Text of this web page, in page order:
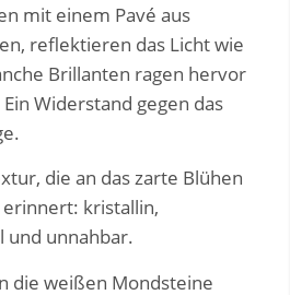
mit einem Pavé aus
reflektieren das Licht wie
Brillanten ragen hervor
Widerstand gegen das
die an das zarte Blühen
kristallin,
und unnahbar.
die weißen Mondsteine